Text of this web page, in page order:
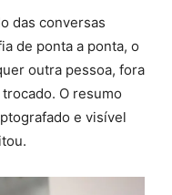
das conversas
de ponta a ponta, o
outra pessoa, fora
O resumo
e visível